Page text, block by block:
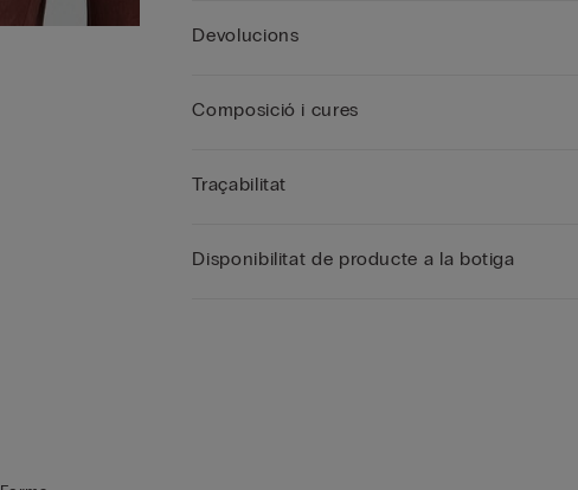
Devolucions
Composició i cures
Traçabilitat
Disponibilitat de producte a la botiga